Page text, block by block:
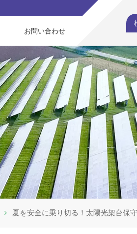
お問い合わせ
夏を安全に乗り切る！太陽光架台保